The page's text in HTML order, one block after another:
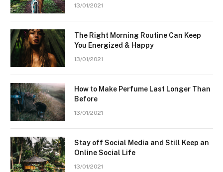
13/01/2021
The Right Morning Routine Can Keep
You Energized & Happy
13/01/2021
How to Make Perfume Last Longer Than
Before
13/01/2021
Stay off Social Media and Still Keep an
Online Social Life
13/01/2021